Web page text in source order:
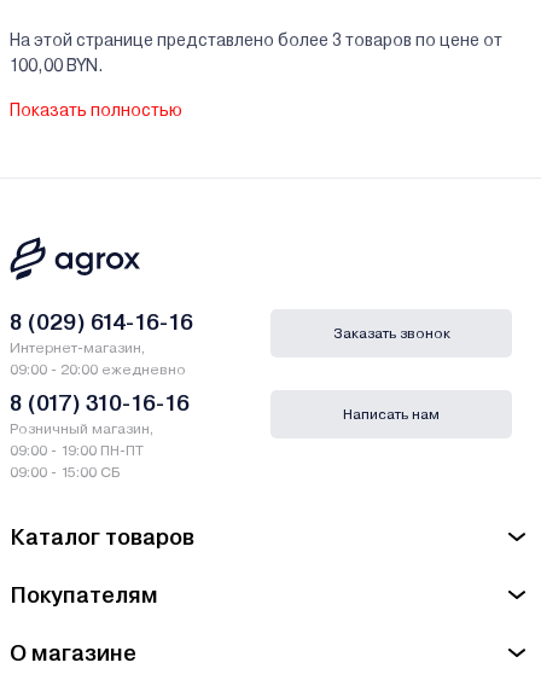
На этой странице представлено более 3 товаров по цене от
100,00 BYN.
предоставляем официальную гарантию.
В нашем интернет-магазине Вы можете приобристи товары
Викинг за наличный и безналичный расчет. А также в кредит,
ведущих банков Беларуси.
Гарантии и сервис - Автомобильные прицепы
Производитель Викинг - ООО Проектно-конструкторское бюро
"ЗВЕЗДА", г. Ижевск, Воткинское шоссе, дом 170Е, офис 703,
Сервисный центр Викинг - ООО "ТехноАгро" 246010, Беларусь,
здесь.
Показать полностью
Каталог товаров
Покупателям
О магазине
8 (029) 614-16-16
Интернет-магазин,
09:00 - 20:00 ежедневно
8 (017) 310-16-16
Розничный магазин,
09:00 - 19:00 ПН-ПТ
09:00 - 15:00 СБ
Заказать звонок
Написать нам